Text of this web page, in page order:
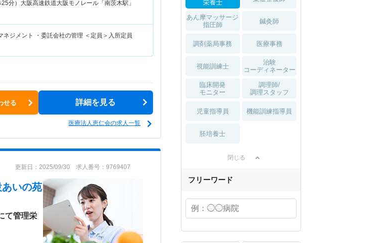
分）大阪高速鉄道大阪モノレール「南茨木駅」
ネジメント ・委託会社の管理 ＜定員＞入所定員
せる 詳細を見る
医療法人恵仁会の求人一覧
更新日：2025/09/30 求人番号：9769407
いの苑
て管理栄
栄養士
あん摩マッサージ
指圧師
鍼灸師
調剤薬局事務 医療事務
視能訓練士
治験
コーディネーター
臨床開発
モニター
調理師/
調理スタッフ
児童指導員 機能訓練指導員
胚培養士
閉じる
フリーワード